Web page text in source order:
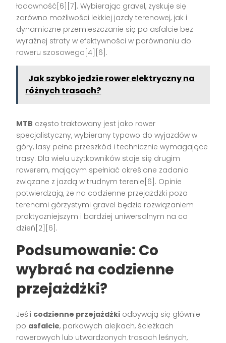
ładowność[6][7]. Wybierając gravel, zyskuje się
zarówno możliwości lekkiej jazdy terenowej, jak i
dynamiczne przemieszczanie się po asfalcie bez
wyraźnej straty w efektywności w porównaniu do
roweru szosowego[4][6].
Jak szybko jedzie rower elektryczny na
różnych trasach?
MTB często traktowany jest jako rower
specjalistyczny, wybierany typowo do wyjazdów w
góry, lasy pełne przeszkód i technicznie wymagające
trasy. Dla wielu użytkowników staje się drugim
rowerem, mającym spełniać określone zadania
związane z jazdą w trudnym terenie[6]. Opinie
potwierdzają, że na codzienne przejażdżki poza
terenami górzystymi gravel będzie rozwiązaniem
praktyczniejszym i bardziej uniwersalnym na co
dzień[2][6].
Podsumowanie: Co
wybrać na codzienne
przejażdżki?
Jeśli codzienne przejażdżki odbywają się głównie
po asfalcie, parkowych alejkach, ścieżkach
rowerowych lub utwardzonych trasach leśnych,